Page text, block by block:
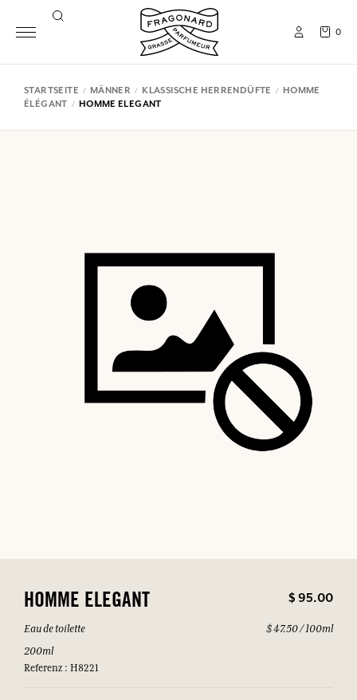
0
STARTSEITE MÄNNER KLASSISCHE HERRENDÜFTE
HOMME
ÉLÉGANT
HOMME ELEGANT
HOMME ELEGANT $ 95.00
Eau de toilette
200ml
Referenz : H8221
$ 47.50 / 100ml